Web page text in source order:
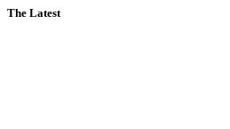
The Latest